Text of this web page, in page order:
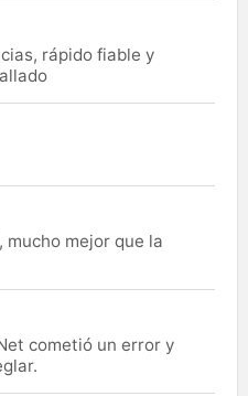
rápido fiable y
mucho mejor que la
cometió un error y